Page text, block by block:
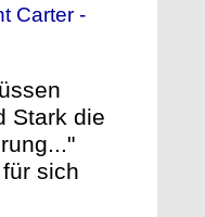
Carter -
Stark die
sich